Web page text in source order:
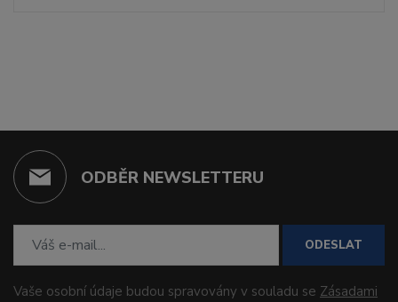
ODBĚR NEWSLETTERU
ODESLAT
Vaše osobní údaje budou spravovány v souladu se Zásadami